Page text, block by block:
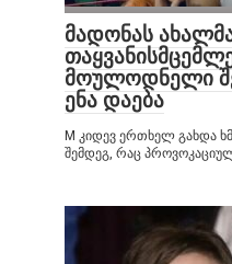
მადონას
მოულოდნელი
ენა დაება
M კიდევ ერთხელ გახდა
შემდეგ, რაც